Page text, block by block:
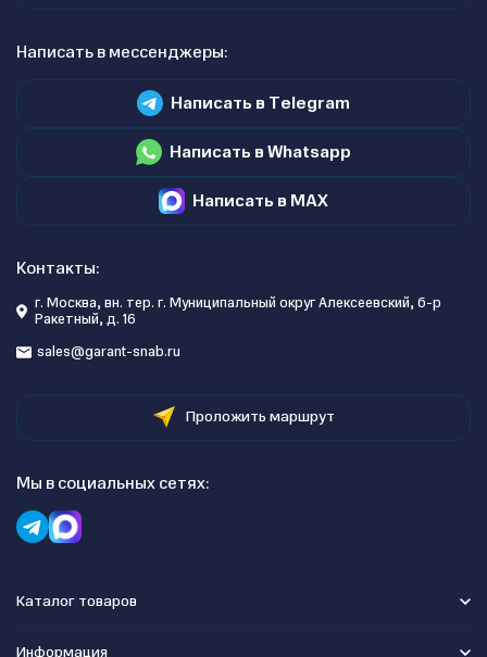
Написать в мессенджеры:
Написать в Telegram
Написать в Whatsapp
Написать в MAX
Контакты:
г. Москва, вн. тер. г. Муниципальный округ Алексеевский, б-р
Ракетный, д. 16
sales@garant-snab.ru
Проложить маршрут
Мы в социальных сетях:
Каталог товаров
Информация